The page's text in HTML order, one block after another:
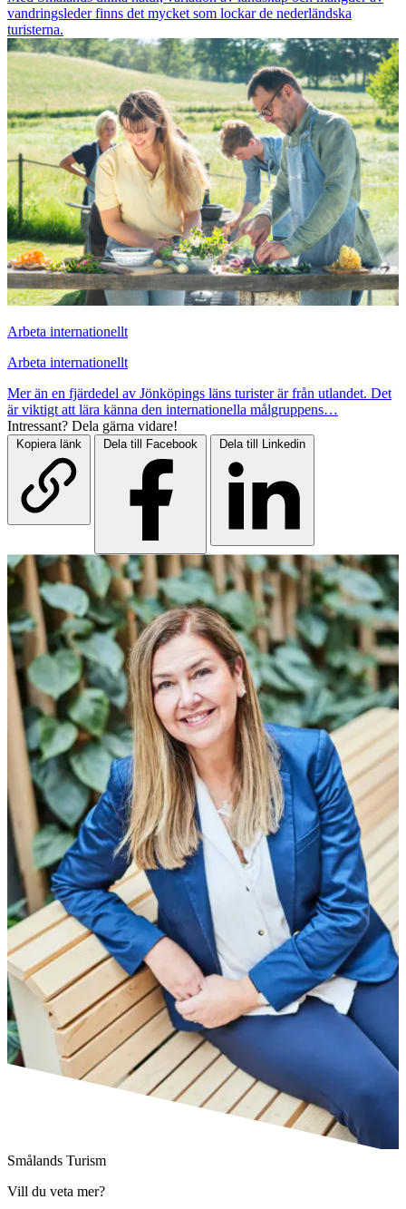
vandringsleder finns det mycket som lockar de nederländska
turisterna.
Arbeta internationellt
Arbeta internationellt
Mer än en fjärdedel av Jönköpings läns turister är från utlandet. Det
är viktigt att lära känna den internationella målgruppens…
Intressant? Dela gärna vidare!
Kopiera länk Dela till Facebook Dela till Linkedin
Smålands Turism
Vill du veta mer?